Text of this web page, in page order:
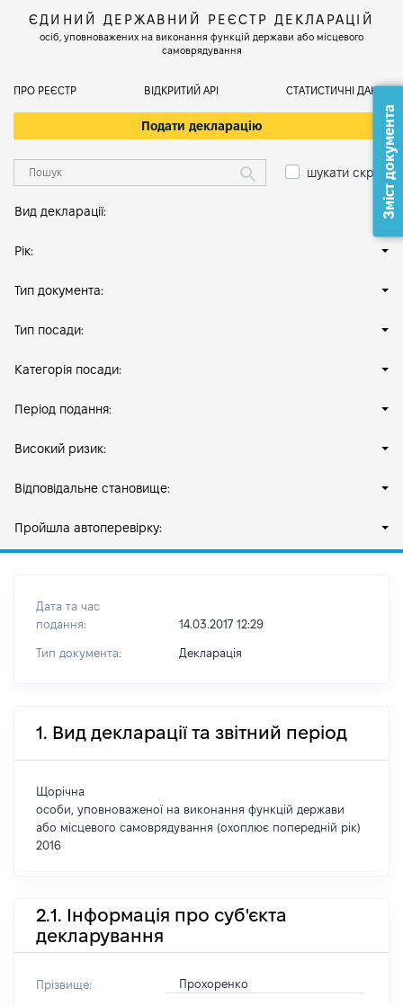
ЄДИНИЙ ДЕРЖАВНИЙ РЕЄСТР ДЕКЛАРАЦІЙ
осіб, уповноважених на виконання функцій держави або місцевого
самоврядування
ПРО РЕЄСТР ВІДКРИТИЙ АРІ СТАТИСТИЧНІ ДАНІ
Подати декларацію
шукати скрізь
Вид декларації:
Рік:
Тип документа:
Тип посади:
Категорія посади:
Період подання:
Високий ризик:
Відповідальне становище:
Пройшла автоперевірку:
Дата та час
подання:
14.03.2017 12:29
Тип документа: Декларація
1. Вид декларації та звітний період
Щорічна
особи, уповноваженої на виконання функцій держави
або місцевого самоврядування (охоплює попередній рік)
2016
2.1. Інформація про суб'єкта
декларування
Прізвище: Прохоренко
Зміст документа